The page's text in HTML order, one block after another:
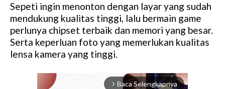
Sepeti ingin menonton dengan layar yang sudah
mendukung kualitas tinggi, lalu bermain game
perlunya chipset terbaik dan memori yang besar.
Serta keperluan foto yang memerlukan kualitas
lensa kamera yang tinggi.
arrow_forward_ios Baca Selengkapnya